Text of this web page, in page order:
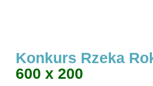
Konkurs Rzeka
600 x 200